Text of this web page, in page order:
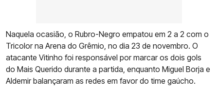
Naquela ocasião, o Rubro-Negro empatou em 2 a 2 com o
Tricolor na Arena do Grêmio, no dia 23 de novembro. O
atacante Vitinho foi responsável por marcar os dois gols
do Mais Querido durante a partida, enquanto Miguel Borja e
Aldemir balançaram as redes em favor do time gaúcho.